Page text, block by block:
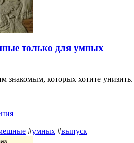
только для умных
знакомым, которых хотите унизить.
#умных #выпуск